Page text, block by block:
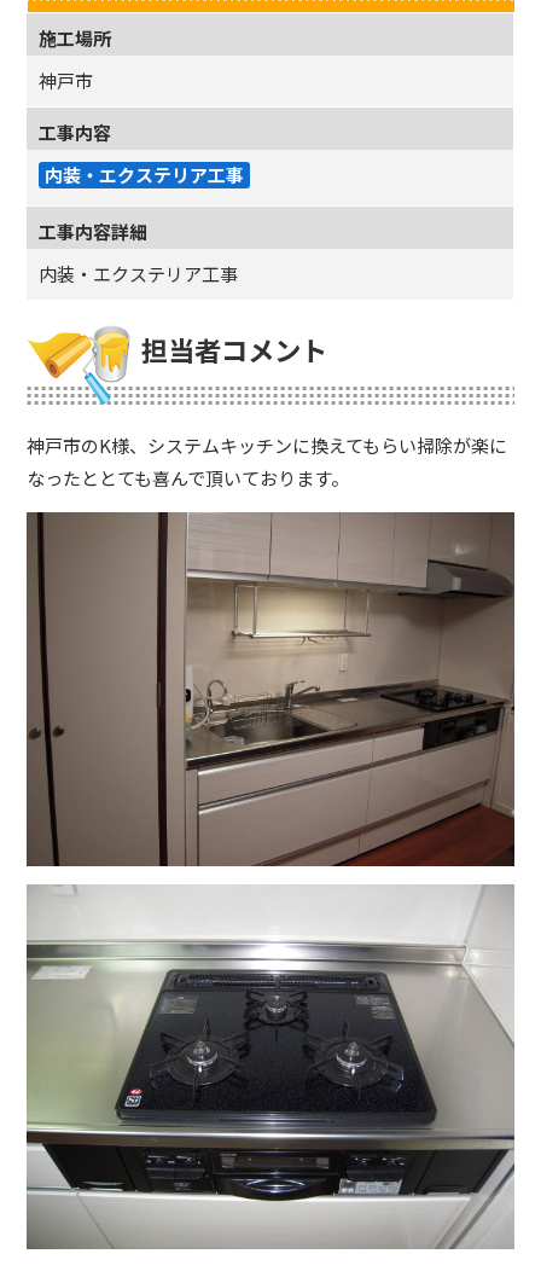
施工場所
神戸市
工事内容
内装・エクステリア工事
工事内容詳細
内装・エクステリア工事
担当者コメント
神戸市のK様、システムキッチンに換えてもらい掃除が楽に
なったととても喜んで頂いております。